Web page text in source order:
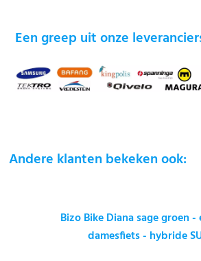
Een greep uit onze
Andere klanten bekeken ook:
Bizo Bike Diana sage groen
damesfiets - hybride